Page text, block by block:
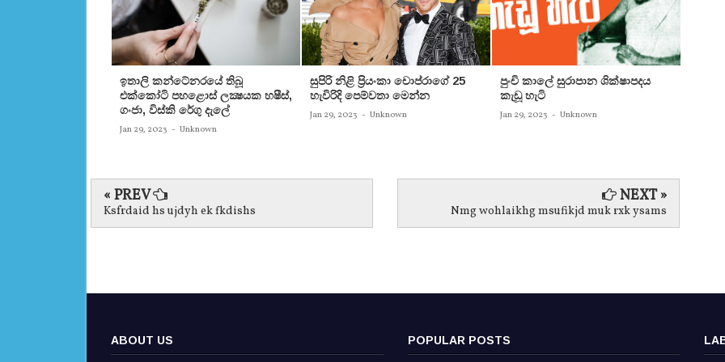
ඉතාලි කන්ටේනරයේ තිබූ
එක්‌කෝටි පහළොස්‌ ලක්‍ෂයක හෂීස්‌,
ගංජා, විස්‌කි රේගු දැලේ
Jan 29, 2023 - Unknown
සුපිරි නිළි ප්‍රියංකා චොප්රාගේ 25
හැවිරිදි පෙම්වතා මෙන්න
Jan 29, 2023 - Unknown
පුංචි කාලේ සුරාපාන ශික්ෂාපදය
කැඩූ හැටි
Jan 29, 2023 - Unknown
« PREV
Ksfrdaid hs ujdyh ek fkdishs
NEXT »
Nmg wohlaikhg msufikjd muk rxk ysams
ABOUT US POPULAR POSTS